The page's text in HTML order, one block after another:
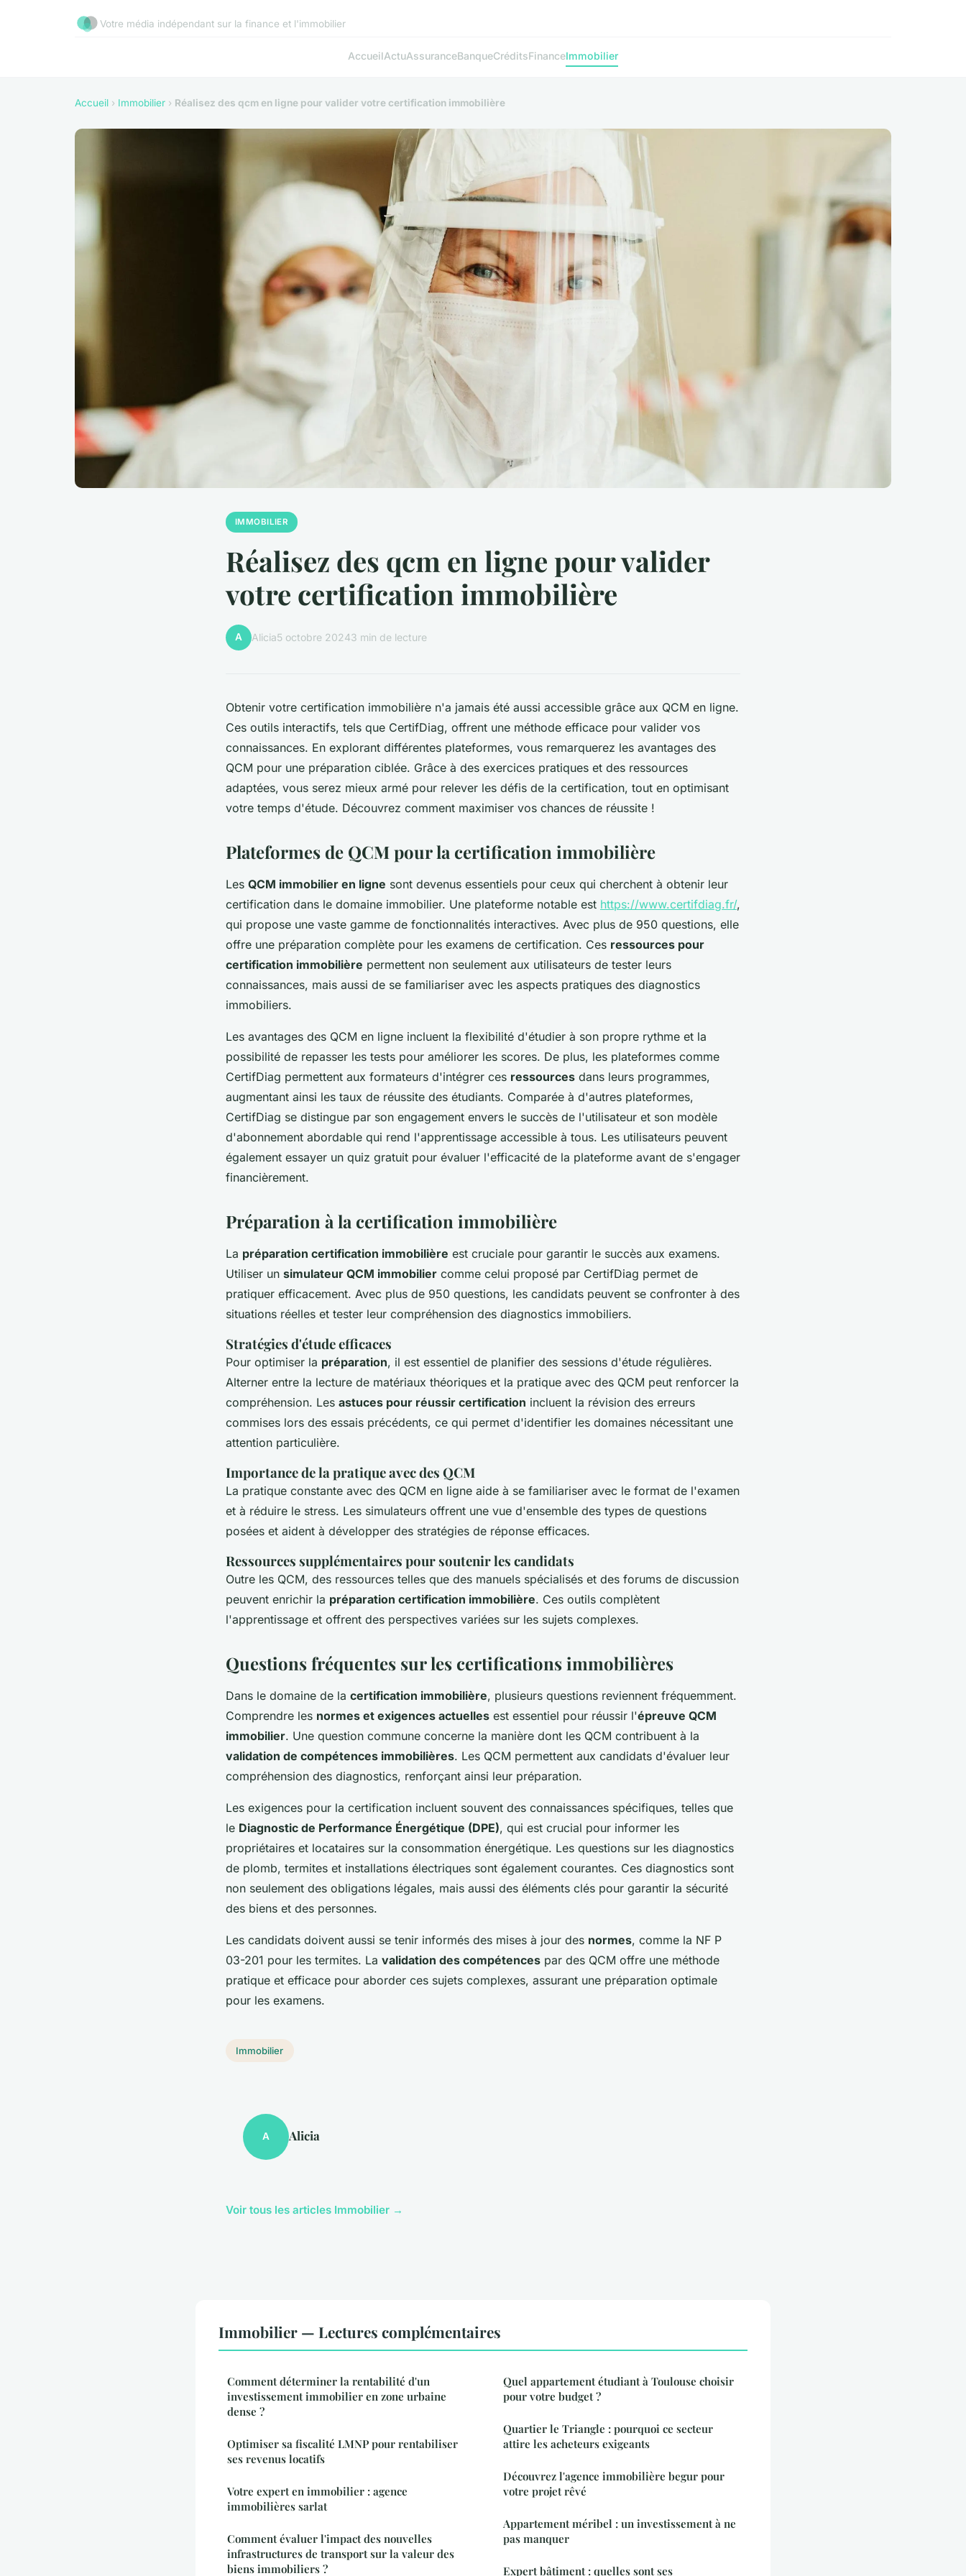
Votre média indépendant sur la finance et l'immobilier
AccueilActuAssuranceBanqueCréditsFinanceImmobilier
Accueil › Immobilier › Réalisez des qcm en ligne pour valider votre certification immobilière
IMMOBILIER
Réalisez des qcm en ligne pour valider
votre certification immobilière
A Alicia5 octobre 20243 min de lecture
Obtenir votre certification immobilière n'a jamais été aussi accessible grâce aux QCM en ligne.
Ces outils interactifs, tels que CertifDiag, offrent une méthode efficace pour valider vos
connaissances. En explorant différentes plateformes, vous remarquerez les avantages des
QCM pour une préparation ciblée. Grâce à des exercices pratiques et des ressources
adaptées, vous serez mieux armé pour relever les défis de la certification, tout en optimisant
votre temps d'étude. Découvrez comment maximiser vos chances de réussite !
Plateformes de QCM pour la certification immobilière
Les QCM immobilier en ligne sont devenus essentiels pour ceux qui cherchent à obtenir leur
certification dans le domaine immobilier. Une plateforme notable est https://www.certifdiag.fr/,
qui propose une vaste gamme de fonctionnalités interactives. Avec plus de 950 questions, elle
offre une préparation complète pour les examens de certification. Ces ressources pour
certification immobilière permettent non seulement aux utilisateurs de tester leurs
connaissances, mais aussi de se familiariser avec les aspects pratiques des diagnostics
immobiliers.
Les avantages des QCM en ligne incluent la flexibilité d'étudier à son propre rythme et la
possibilité de repasser les tests pour améliorer les scores. De plus, les plateformes comme
CertifDiag permettent aux formateurs d'intégrer ces ressources dans leurs programmes,
augmentant ainsi les taux de réussite des étudiants. Comparée à d'autres plateformes,
CertifDiag se distingue par son engagement envers le succès de l'utilisateur et son modèle
d'abonnement abordable qui rend l'apprentissage accessible à tous. Les utilisateurs peuvent
également essayer un quiz gratuit pour évaluer l'efficacité de la plateforme avant de s'engager
financièrement.
Préparation à la certification immobilière
La préparation certification immobilière est cruciale pour garantir le succès aux examens.
Utiliser un simulateur QCM immobilier comme celui proposé par CertifDiag permet de
pratiquer efficacement. Avec plus de 950 questions, les candidats peuvent se confronter à des
situations réelles et tester leur compréhension des diagnostics immobiliers.
Stratégies d'étude efficaces
Pour optimiser la préparation, il est essentiel de planifier des sessions d'étude régulières.
Alterner entre la lecture de matériaux théoriques et la pratique avec des QCM peut renforcer la
compréhension. Les astuces pour réussir certification incluent la révision des erreurs
commises lors des essais précédents, ce qui permet d'identifier les domaines nécessitant une
attention particulière.
Importance de la pratique avec des QCM
La pratique constante avec des QCM en ligne aide à se familiariser avec le format de l'examen
et à réduire le stress. Les simulateurs offrent une vue d'ensemble des types de questions
posées et aident à développer des stratégies de réponse efficaces.
Ressources supplémentaires pour soutenir les candidats
Outre les QCM, des ressources telles que des manuels spécialisés et des forums de discussion
peuvent enrichir la préparation certification immobilière. Ces outils complètent
l'apprentissage et offrent des perspectives variées sur les sujets complexes.
Questions fréquentes sur les certifications immobilières
Dans le domaine de la certification immobilière, plusieurs questions reviennent fréquemment.
Comprendre les normes et exigences actuelles est essentiel pour réussir l'épreuve QCM
immobilier. Une question commune concerne la manière dont les QCM contribuent à la
validation de compétences immobilières. Les QCM permettent aux candidats d'évaluer leur
compréhension des diagnostics, renforçant ainsi leur préparation.
Les exigences pour la certification incluent souvent des connaissances spécifiques, telles que
le Diagnostic de Performance Énergétique (DPE), qui est crucial pour informer les
propriétaires et locataires sur la consommation énergétique. Les questions sur les diagnostics
de plomb, termites et installations électriques sont également courantes. Ces diagnostics sont
non seulement des obligations légales, mais aussi des éléments clés pour garantir la sécurité
des biens et des personnes.
Les candidats doivent aussi se tenir informés des mises à jour des normes, comme la NF P
03-201 pour les termites. La validation des compétences par des QCM offre une méthode
pratique et efficace pour aborder ces sujets complexes, assurant une préparation optimale
pour les examens.
Immobilier
A Alicia
Voir tous les articles Immobilier →
Immobilier — Lectures complémentaires
Comment déterminer la rentabilité d'un
investissement immobilier en zone urbaine
dense ?
Optimiser sa fiscalité LMNP pour rentabiliser
ses revenus locatifs
Votre expert en immobilier : agence
immobilières sarlat
Comment évaluer l'impact des nouvelles
infrastructures de transport sur la valeur des
biens immobiliers ?
Quel appartement étudiant à Toulouse choisir
pour votre budget ?
Quartier le Triangle : pourquoi ce secteur
attire les acheteurs exigeants
Découvrez l'agence immobilière begur pour
votre projet rêvé
Appartement méribel : un investissement à ne
pas manquer
Expert bâtiment : quelles sont ses